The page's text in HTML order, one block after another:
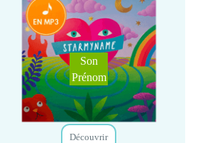
Son
Prénom
Découvrir